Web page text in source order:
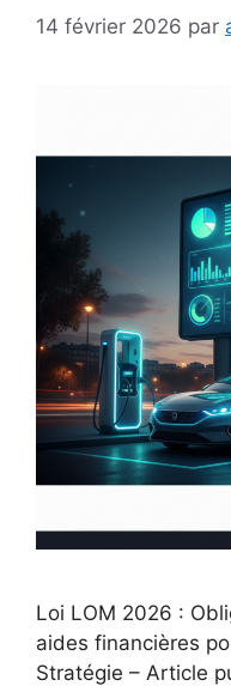
14 février 2026 par
Loi LOM 2026 :
aides financières
Stratégie – Article